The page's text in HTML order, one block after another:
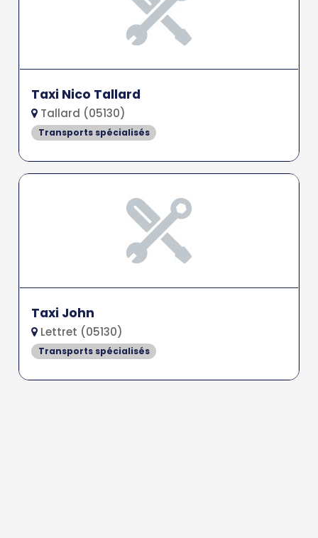
Taxi Nico Tallard
Tallard (05130)
Transports spécialisés
Taxi John
Lettret (05130)
Transports spécialisés